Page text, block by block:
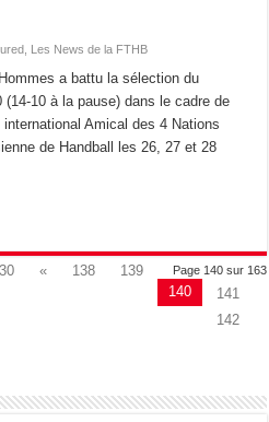
Les News de la FTHB
a battu la sélection du
10 à la pause) dans le cadre de
Amical des 4 Nations
de Handball les 26, 27 et 28
Page 140 sur 163
« 138
139
140
141
142